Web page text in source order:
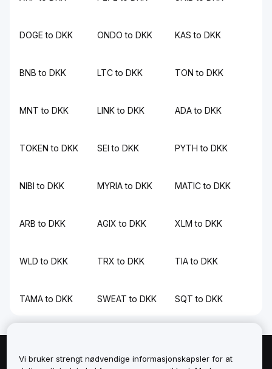
DOGE to DKK ONDO to DKK KAS to DKK
BNB to DKK LTC to DKK TON to DKK
MNT to DKK LINK to DKK ADA to DKK
TOKEN to DKK SEI to DKK PYTH to DKK
NIBI to DKK MYRIA to DKK MATIC to DKK
ARB to DKK AGIX to DKK XLM to DKK
WLD to DKK TRX to DKK TIA to DKK
TAMA to DKK SWEAT to DKK SQT to DKK
Om
Vi bruker strengt nødvendige informasjonskapsler for at